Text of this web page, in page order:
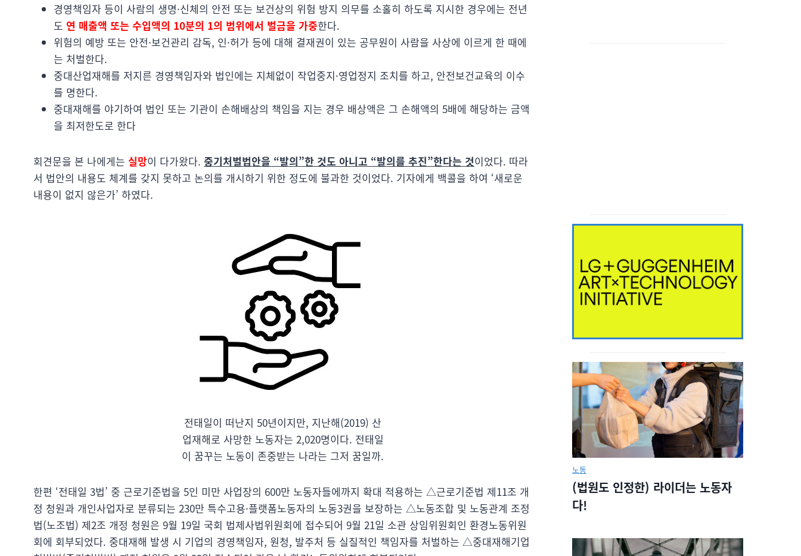
경영책임자 등이 사람의 생명·신체의 안전 또는 보건상의 위험 방지 의무를 소홀히 하도록 지시한 경우에는 전년
도 연 매출액 또는 수입액의 10분의 1의 범위에서 벌금을 가중한다.
위험의 예방 또는 안전·보건관리 감독, 인·허가 등에 대해 결재권이 있는 공무원이 사람을 사상에 이르게 한 때에
는 처벌한다.
중대산업재해를 저지른 경영책임자와 법인에는 지체없이 작업중지·영업정지 조치를 하고, 안전보건교육의 이수
를 명한다.
중대재해를 야기하여 법인 또는 기관이 손해배상의 책임을 지는 경우 배상액은 그 손해액의 5배에 해당하는 금액
을 최저한도로 한다
회견문을 본 나에게는 실망이 다가왔다. 중기처벌법안을 “발의”한 것도 아니고 “발의를 추진”한다는 것이었다. 따라
서 법안의 내용도 체계를 갖지 못하고 논의를 개시하기 위한 정도에 불과한 것이었다. 기자에게 백콜을 하여 ‘새로운
내용이 없지 않은가’ 하였다.
전태일이 떠난지 50년이지만, 지난해(2019) 산
업재해로 사망한 노동자는 2,020명이다. 전태일
이 꿈꾸는 노동이 존중받는 나라는 그저 꿈일까.
한편 ‘전태일 3법’ 중 근로기준법을 5인 미만 사업장의 600만 노동자들에까지 확대 적용하는 △근로기준법 제11조 개
정 청원과 개인사업자로 분류되는 230만 특수고용·플랫폼노동자의 노동3권을 보장하는 △노동조합 및 노동관계 조정
법(노조법) 제2조 개정 청원은 9월 19일 국회 법제사법위원회에 접수되어 9월 21일 소관 상임위원회인 환경노동위원
회에 회부되었다. 중대재해 발생 시 기업의 경영책임자, 원청, 발주처 등 실질적인 책임자를 처벌하는 △중대재해기업
노동
(법원도 인정한) 라이더는 노동자
다!